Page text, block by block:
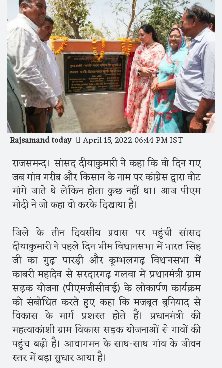
Rajsamand today April 15, 2022 06:44 PM IST
राजसमन्द। सांसद दीयाकुमारी ने कहा कि वो दिन गए
जब गांव गरीब और किसान के नाम पर कांग्रेस द्वारा वोट
मांगे जाते थे लेकिन होता कुछ नहीं था। आज पीएम
मोदी ने जो कहा वो करके दिखाया है।
जिले के तीन दिवसीय प्रवास पर पहुंची सांसद
दीयाकुमारी ने पहले दिन भीम विधानसभा में भारत सिंह
जी का गुढ़ा पारड़ी और कूम्भलगढ़ विधानसभा में
काबरी महादेव से सरदारगढ़ गलवा में प्रधानमंत्री ग्राम
सड़क योजना (पीएमजीसीवाई) के लोकार्पण कार्यक्रम
को संबोधित करते हुए कहा कि मजबूत बुनियाद से
विकास के मार्ग प्रशस्त होते हैं। प्रधानमंत्री की
महत्वाकांशी ग्राम विकास सड़क योजनाओं से गावों की
पहुंच बढ़ी है। आवागमन के साथ-साथ गांव के जीवन
स्तर में बड़ा सुधार आया है।